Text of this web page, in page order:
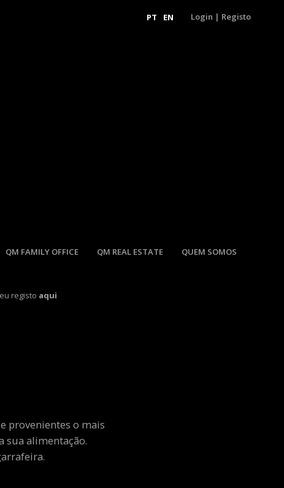
PT EN Login | Registo
QM FAMILY OFFICE QM REAL ESTATE QUEM SOMOS
registo aqui
provenientes o mais
sua alimentação.